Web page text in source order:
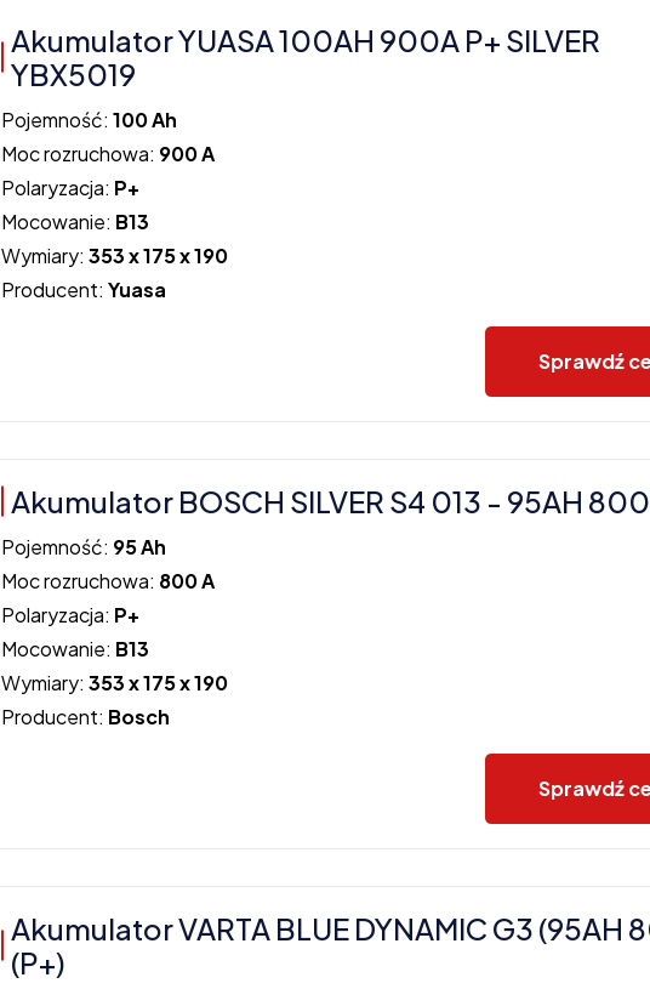
Akumulator YUASA 100AH 900A P+ SILVER
YBX5019
Pojemność:100 Ah
Moc rozruchowa: 900 A
Polaryzacja: P+
Mocowanie: B13
Wymiary:353 x 175 x 190
Producent:Yuasa
Sprawdź
Akumulator BOSCH SILVER S4 013 - 95AH
Pojemność: 95 Ah
Moc rozruchowa: 800 A
Polaryzacja: P+
Mocowanie: B13
Wymiary:353 x 175 x 190
Producent: Bosch
Sprawdź
Akumulator VARTA BLUE DYNAMIC G3 (95AH
(P+)